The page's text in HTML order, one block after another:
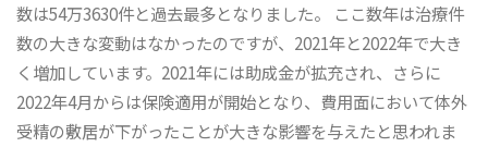
数は54万3630件と過去最多となりました。 ここ数年は治療件
数の大きな変動はなかったのですが、2021年と2022年で大き
く増加しています。2021年には助成金が拡充され、さらに
2022年4月からは保険適用が開始となり、費用面において体外
受精の敷居が下がったことが大きな影響を与えたと思われま